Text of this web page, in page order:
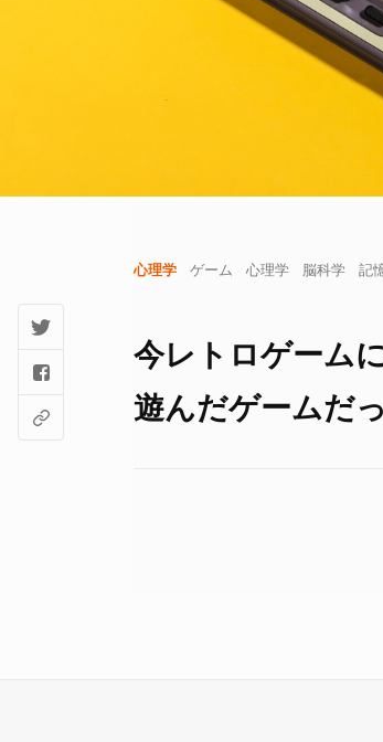
心理学 ゲーム 心理学 脳科学 記
今レトロゲーム
遊んだゲームだ